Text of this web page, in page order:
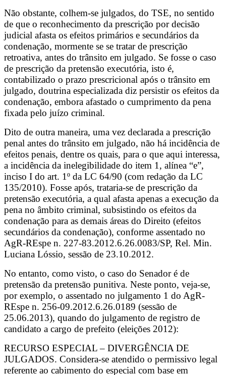
Não obstante, colhem-se julgados, do TSE, no sentido
de que o reconhecimento da prescrição por decisão
judicial afasta os efeitos primários e secundários da
condenação, mormente se se tratar de prescrição
retroativa, antes do trânsito em julgado. Se fosse o caso
de prescrição da pretensão executória, isto é,
contabilizado o prazo prescricional após o trânsito em
julgado, doutrina especializada diz persistir os efeitos da
condenação, embora afastado o cumprimento da pena
fixada pelo juízo criminal.
Dito de outra maneira, uma vez declarada a prescrição
penal antes do trânsito em julgado, não há incidência de
efeitos penais, dentre os quais, para o que aqui interessa,
a incidência da inelegibilidade do item 1, alínea “e”,
inciso I do art. 1º da LC 64/90 (com redação da LC
135/2010). Fosse após, trataria-se de prescrição da
pretensão executória, a qual afasta apenas a execução da
pena no âmbito criminal, subsistindo os efeitos da
condenação para as demais áreas do Direito (efeitos
secundários da condenação), conforme assentado no
AgR-REspe n. 227-83.2012.6.26.0083/SP, Rel. Min.
Luciana Lóssio, sessão de 23.10.2012.
No entanto, como visto, o caso do Senador é de
pretensão da pretensão punitiva. Neste ponto, veja-se,
por exemplo, o assentado no julgamento 1 do AgR-
REspe n. 256-09.2012.6.26.0189 (sessão de
25.06.2013), quando do julgamento de registro de
candidato a cargo de prefeito (eleições 2012):
RECURSO ESPECIAL – DIVERGÊNCIA DE
JULGADOS. Considera-se atendido o permissivo legal
referente ao cabimento do especial com base em